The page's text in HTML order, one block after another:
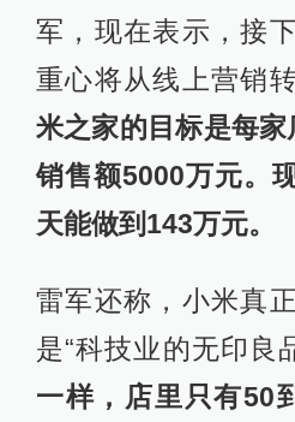
军，现在表示，接
重心将从线上营销
米之家的目标是每家
销售额5000万元。
天能做到143万元。
雷军还称，小米真
是“科技业的无印良
一样，店里只有50